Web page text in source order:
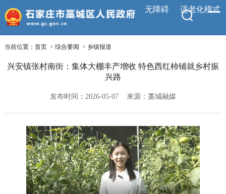
无障碍 适老化模式
当前位置： 首页> 综合要闻 > 乡镇报道
兴安镇张村南街：集体大棚丰产增收 特色西红柿铺就乡村振
兴路
发布时间：2026-05-07 来源：藁城融媒